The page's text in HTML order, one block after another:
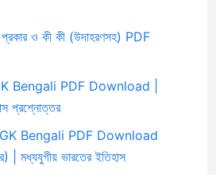
ও কী কী (উদাহরণসহ) PDF
Bengali PDF Download |
প্রশ্নোত্তর
Bengali PDF Download
মধ্যযুগীয় ভারতের ইতিহাস